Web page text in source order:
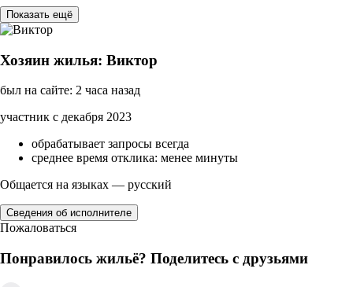
Показать ещё
Хозяин жилья: Виктор
был на сайте: 2 часа назад
участник с декабря 2023
обрабатывает запросы всегда
среднее время отклика: менее минуты
Общается на языках — русский
Сведения об исполнителе
Пожаловаться
Понравилось жильё? Поделитесь с друзьями